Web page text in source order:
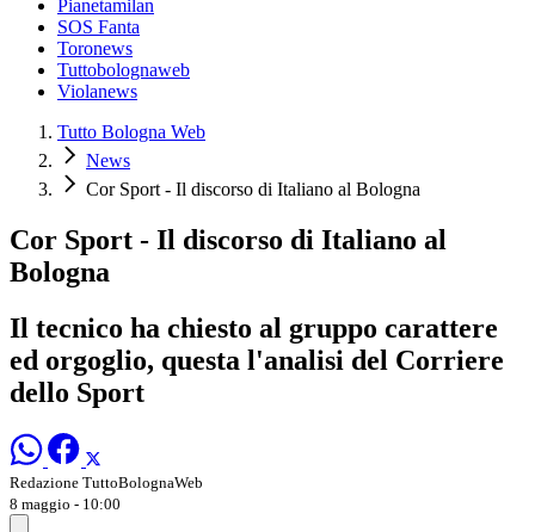
Pianetamilan
SOS Fanta
Toronews
Tuttobolognaweb
Violanews
Tutto Bologna Web
News
Cor Sport - Il discorso di Italiano al Bologna
Cor Sport - Il discorso di Italiano al
Bologna
Il tecnico ha chiesto al gruppo carattere
ed orgoglio, questa l'analisi del Corriere
dello Sport
Redazione TuttoBolognaWeb
8 maggio - 10:00